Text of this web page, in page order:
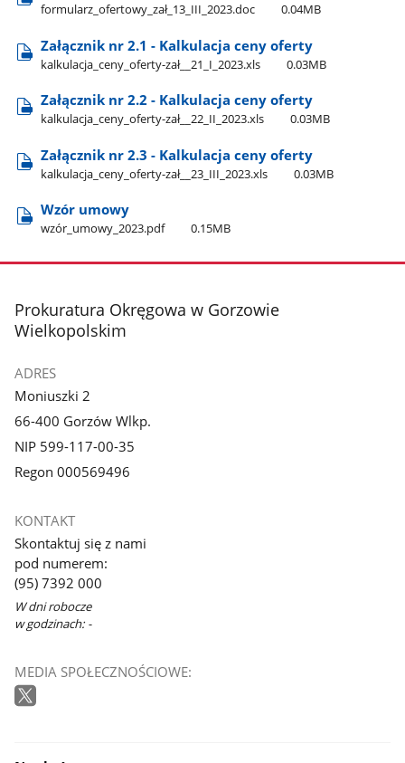
formularz​_ofertowy​_zał​_13​_III​_2023.doc 0.04MB
Załącznik nr 2.1 - Kalkulacja ceny oferty
kalkulacja​_ceny​_oferty-zał​_​_21​_I​_2023.xls 0.03MB
Załącznik nr 2.2 - Kalkulacja ceny oferty
kalkulacja​_ceny​_oferty-zał​_​_22​_II​_2023.xls 0.03MB
Załącznik nr 2.3 - Kalkulacja ceny oferty
kalkulacja​_ceny​_oferty-zał​_​_23​_III​_2023.xls 0.03MB
Wzór umowy
wzór​_umowy​_2023.pdf 0.15MB
stopka
Prokuratura Okręgowa w Gorzowie
Wielkopolskim
ADRES
Moniuszki 2
66-400 Gorzów Wlkp.
NIP 599-117-00-35
Regon 000569496
KONTAKT
Skontaktuj się z nami
pod numerem:
(95) 7392 000
W dni robocze
w godzinach: -
MEDIA SPOŁECZNOŚCIOWE: